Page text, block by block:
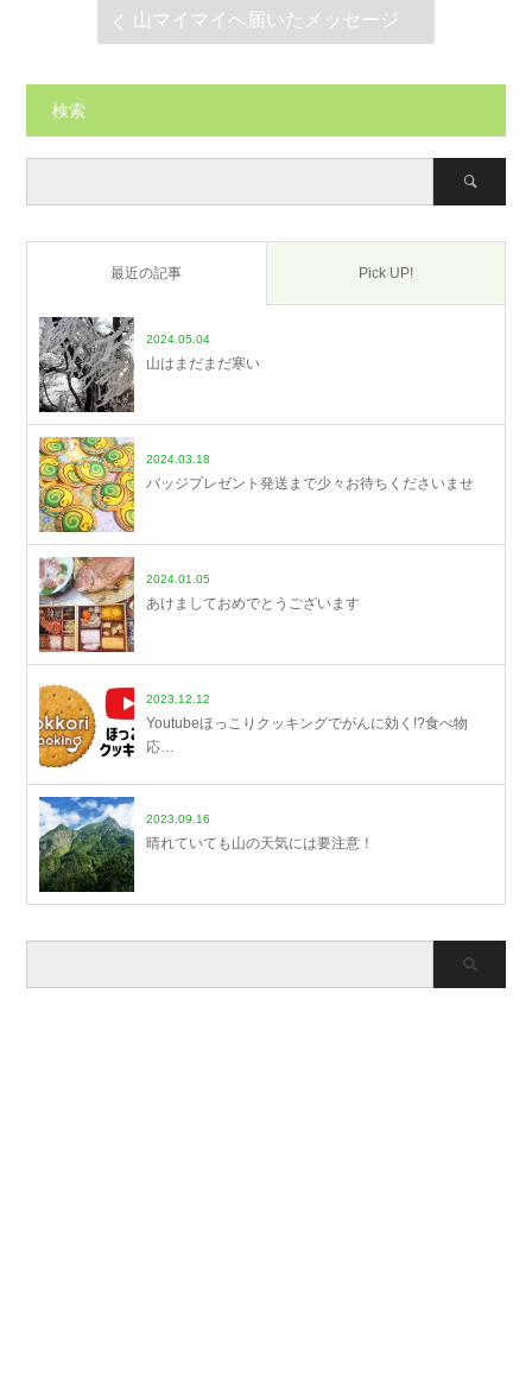
山マイマイへ届いたメッセージ
検索
最近の記事 Pick UP!
2024.05.04
山はまだまだ寒い
2024.03.18
バッジプレゼント発送まで少々お待ちくださいませ
2024.01.05
あけましておめでとうございます
2023.12.12
Youtubeほっこりクッキングでがんに効く!?食べ物
応…
2023.09.16
晴れていても山の天気には要注意！